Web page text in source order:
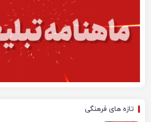
تازه های فرهنگی